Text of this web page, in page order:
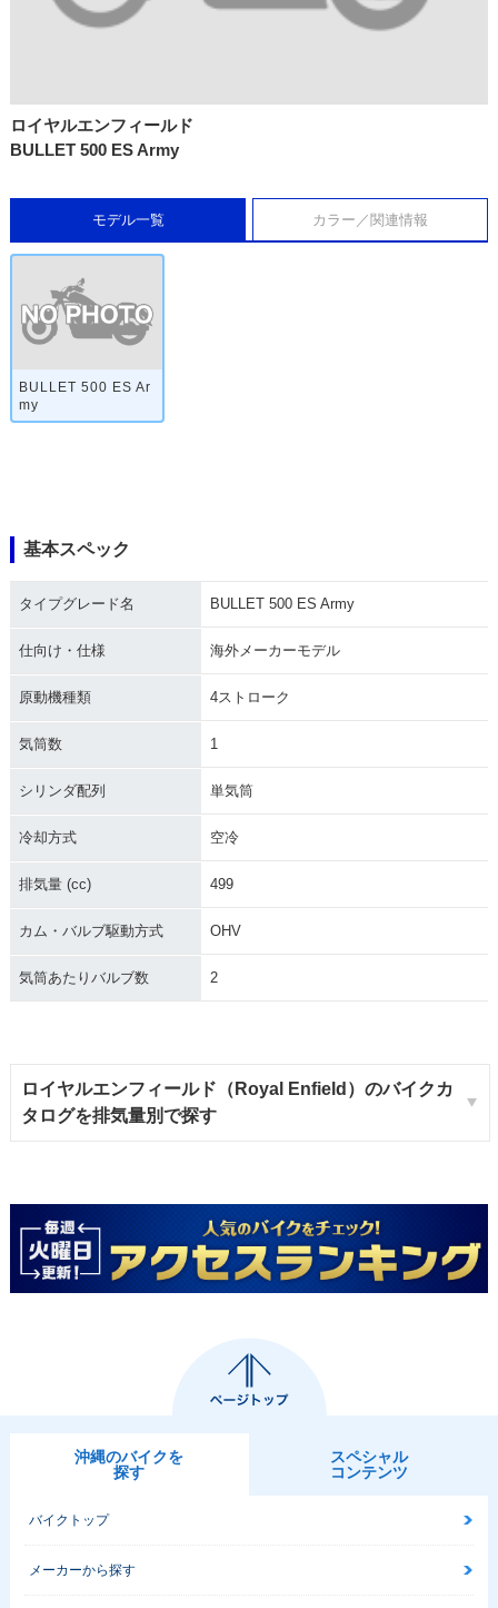
ロイヤルエンフィールド
BULLET 500 ES Army
モデル一覧 カラー／関連情報
BULLET 500 ES Ar
my
基本スペック
タイプグレード名 BULLET 500 ES Army
仕向け・仕様 海外メーカーモデル
原動機種類 4ストローク
気筒数 1
シリンダ配列 単気筒
冷却方式 空冷
排気量 (cc) 499
カム・バルブ駆動方式 OHV
気筒あたりバルブ数 2
ロイヤルエンフィールド（Royal Enfield）のバイクカ
タログを排気量別で探す
沖縄のバイクを
探す
スペシャル
コンテンツ
バイクトップ
メーカーから探す